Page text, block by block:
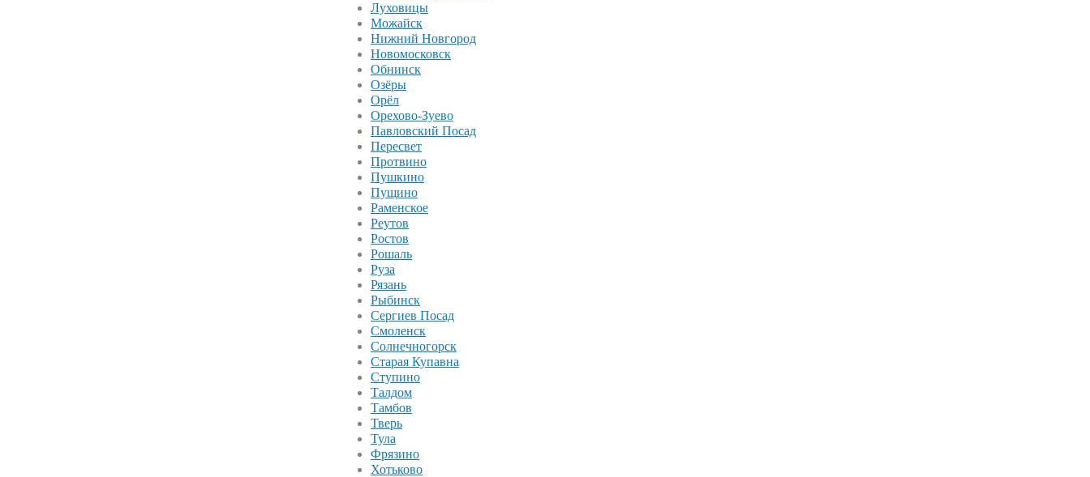
Луховицы
Можайск
Нижний Новгород
Новомосковск
Обнинск
Озёры
Орёл
Орехово-Зуево
Павловский Посад
Пересвет
Протвино
Пушкино
Пущино
Раменское
Реутов
Ростов
Рошаль
Руза
Рязань
Рыбинск
Сергиев Посад
Смоленск
Солнечногорск
Старая Купавна
Ступино
Талдом
Тамбов
Тверь
Тула
Фрязино
Хотьково